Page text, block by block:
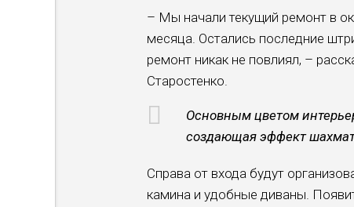
– Мы начали текущий ремонт в
месяца. Остались последние
ремонт никак не повлиял, –
Старостенко.
Основным цветом
создающая эффект
Справа от входа будут
камина и удобные диваны.